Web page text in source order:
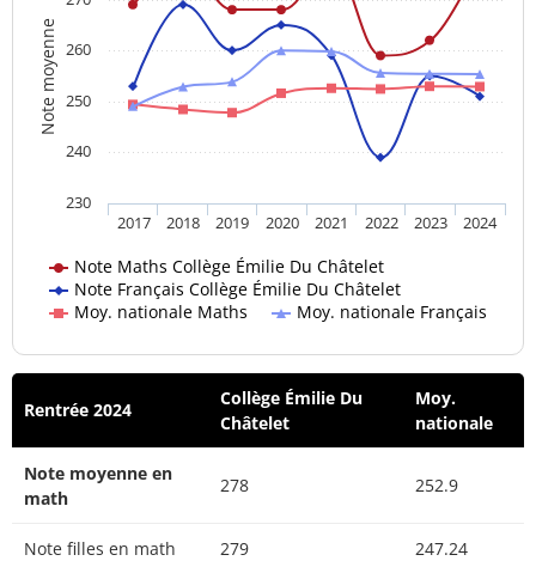
Note moyenne
Note Maths Collège Émilie Du Châtelet
Note Français Collège Émilie Du Châtelet
Moy. nationale Maths
Moy. nationale Français
2017 2018 2019 2020 2021 2022 2023 2024
230
240
250
260
Rentrée 2024
Collège Émilie Du
Châtelet
Moy.
nationale
Note moyenne en
math
278 252.9
Note filles en math 279 247.24